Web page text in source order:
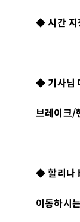
◆시간
◆기사님
브레이크/
◆할리나
이동하시